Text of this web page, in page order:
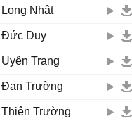
Long Nhật
Đức Duy
Uyên Trang
Đan Trường
Thiên Trường